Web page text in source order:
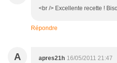
<br /> Excellente recette !
Répondre
A apres21h 16/05/2011 21:47